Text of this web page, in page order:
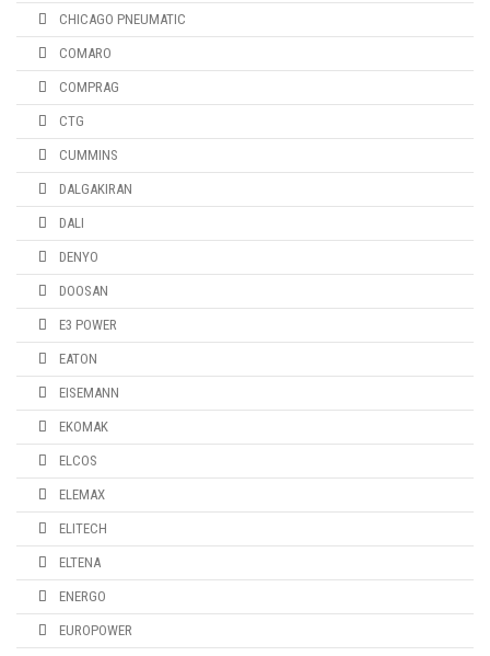
CHICAGO PNEUMATIC
COMARO
COMPRAG
CTG
CUMMINS
DALGAKIRAN
DALI
DENYO
DOOSAN
E3 POWER
EATON
EISEMANN
EKOMAK
ELCOS
ELEMAX
ELITECH
ELTENA
ENERGO
EUROPOWER